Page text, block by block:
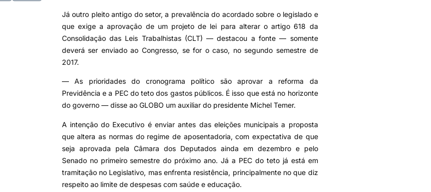
Já outro pleito antigo do setor, a prevalência do acordado sobre o legislado e
que exige a aprovação de um projeto de lei para alterar o artigo 618 da
Consolidação das Leis Trabalhistas (CLT) — destacou a fonte — somente
deverá ser enviado ao Congresso, se for o caso, no segundo semestre de
2017.
— As prioridades do cronograma político são aprovar a reforma da
Previdência e a PEC do teto dos gastos públicos. É isso que está no horizonte
do governo — disse ao GLOBO um auxiliar do presidente Michel Temer.
A intenção do Executivo é enviar antes das eleições municipais a proposta
que altera as normas do regime de aposentadoria, com expectativa de que
seja aprovada pela Câmara dos Deputados ainda em dezembro e pelo
Senado no primeiro semestre do próximo ano. Já a PEC do teto já está em
tramitação no Legislativo, mas enfrenta resistência, principalmente no que diz
respeito ao limite de despesas com saúde e educação.